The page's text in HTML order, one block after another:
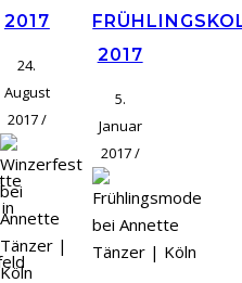
2017
24.
August
2017/
2017
5.
Januar
2017/